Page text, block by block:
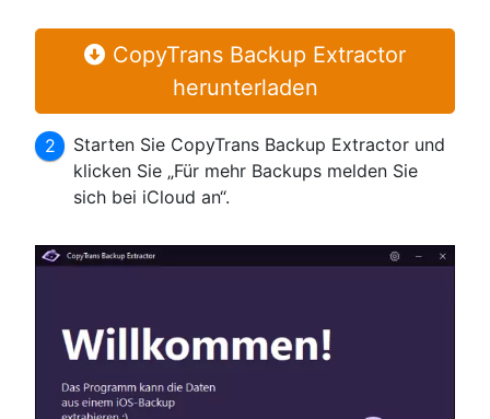
CopyTrans Backup Extractor
herunterladen
Starten Sie CopyTrans Backup Extractor und
klicken Sie „Für mehr Backups melden Sie
sich bei iCloud an“.